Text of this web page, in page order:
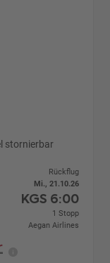
stornierbar
Rückflug
Mi., 21.10.26
KGS 6:00
1 Stopp
Aegan Airlines